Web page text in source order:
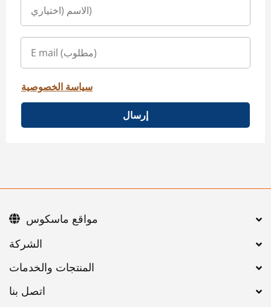
سياسة الخصوصية
إرسال
اتصل بنا
مواقع ماسكوس